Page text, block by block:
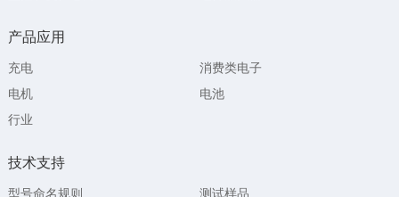
产品应用
充电
消费类电子
电机
电池
行业
技术支持
型号命名规则
测试样品